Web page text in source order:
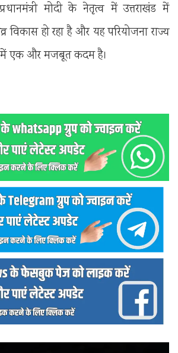
मोदी के नेतृत्व में उत्तराखंड में
विकास हो रहा है और यह परियोजना राज्य
में एक और मजबूत कदम है।